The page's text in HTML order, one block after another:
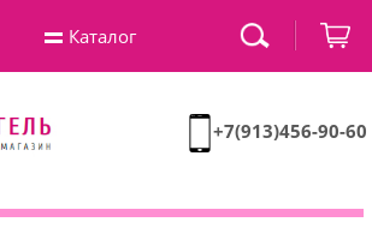
+7(913)456-90-60
Каталог